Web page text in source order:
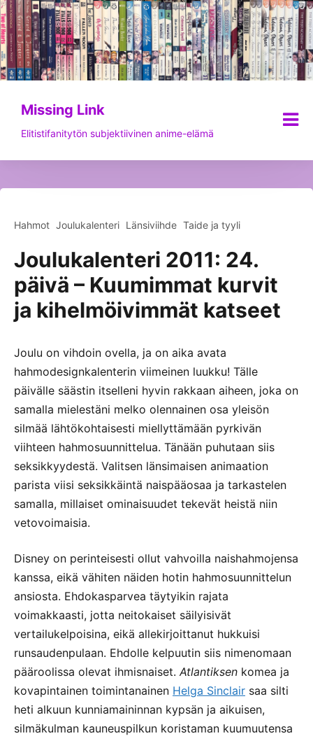
Siirry
sisältöön
Missing Link
Elitistifanitytön subjektiivinen anime-elämä
Hahmot Joulukalenteri Länsiviihde Taide ja tyyli
Joulukalenteri 2011: 24.
päivä – Kuumimmat kurvit
ja kihelmöivimmät katseet
Joulu on vihdoin ovella, ja on aika avata
hahmodesignkalenterin viimeinen luukku! Tälle
päivälle säästin itselleni hyvin rakkaan aiheen, joka on
samalla mielestäni melko olennainen osa yleisön
silmää lähtökohtaisesti miellyttämään pyrkivän
viihteen hahmosuunnittelua. Tänään puhutaan siis
seksikkyydestä. Valitsen länsimaisen animaation
parista viisi seksikkäintä naispääosaa ja tarkastelen
samalla, millaiset ominaisuudet tekevät heistä niin
vetovoimaisia.
Disney on perinteisesti ollut vahvoilla naishahmojensa
kanssa, eikä vähiten näiden hotin hahmosuunnittelun
ansiosta. Ehdokasparvea täytyikin rajata
voimakkaasti, jotta neitokaiset säilyisivät
vertailukelpoisina, eikä allekirjoittanut hukkuisi
runsaudenpulaan. Ehdolle kelpuutin siis nimenomaan
pääroolissa olevat ihmisnaiset. Atlantiksen komea ja
kovapintainen toimintanainen Helga Sinclair saa silti
heti alkuun kunniamaininnan kypsän ja aikuisen,
silmäkulman kauneuspilkun koristaman kuumuutensa